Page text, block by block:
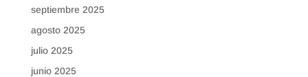
septiembre 2025
agosto 2025
julio 2025
junio 2025